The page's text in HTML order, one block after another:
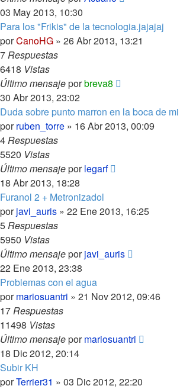
03 May 2013, 10:30
Para los "Frikis" de la tecnologia.jajajaj
porCanoHG » 26 Abr 2013, 13:21
7Respuestas
6418 Vistas
Último mensajeporbreva8
30 Abr 2013, 23:02
Duda sobre punto marron en la boca de
porruben_torre » 16 Abr 2013, 00:09
4Respuestas
5520 Vistas
Último mensajeporlegarf
18 Abr 2013, 18:28
Furanol 2 + Metronizadol
porjavi_auris » 22 Ene 2013, 16:25
5Respuestas
5950 Vistas
Último mensajeporjavi_auris
22 Ene 2013, 23:38
Problemas con el agua
pormariosuantri » 21 Nov 2012, 09:46
17Respuestas
11498 Vistas
Último mensajepormariosuantri
18 Dic 2012, 20:14
Subir KH
porTerrier31 » 03 Dic 2012, 22:20